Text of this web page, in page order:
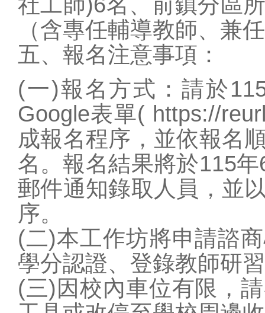
（含專任輔導教師、兼
五、報名注意事項：
(一)報名方式：請於
Google表單( https://
成報名程序，並依報名
名。報名結果將於115
郵件通知錄取人員，並
序。
(二)本工作坊將申請諮
學分認證、登錄教師研
(三)因校內車位有限，